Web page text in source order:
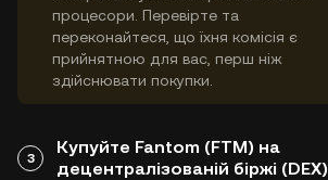
процесори. Перевірте та
переконайтеся, що їхня комісія є
прийнятною для вас, перш ніж
здійснювати покупки.
3
Купуйте Fantom (FTM) на
децентралізованій біржі (DEX)